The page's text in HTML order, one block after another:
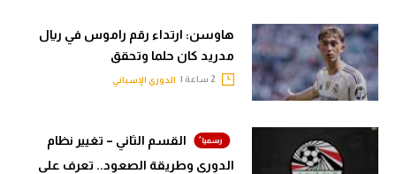
هاوسن: ارتداء رقم راموس في ريال
مدريد كان حلما وتحقق
الدوري الإسباني
القسم الثاني – تغيير نظام
الدوري وطريقة الصعود.. تعرف على